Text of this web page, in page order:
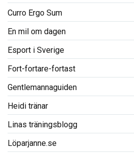
Curro Ergo Sum
En mil om dagen
Esport i Sverige
Fort-fortare-fortast
Gentlemannaguiden
Heidi tränar
Linas träningsblogg
Löparjanne.se